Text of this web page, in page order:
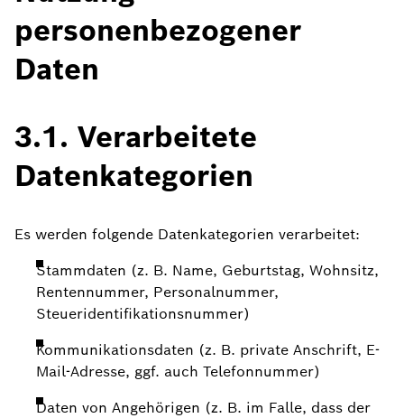
personenbezogener
Daten
3.1. Verarbeitete
Datenkategorien
Es werden folgende Datenkategorien verarbeitet:
Stammdaten (z. B. Name, Geburtstag, Wohnsitz,
Rentennummer, Personalnummer,
Steueridentifikationsnummer)
Kommunikationsdaten (z. B. private Anschrift, E-
Mail-Adresse, ggf. auch Telefonnummer)
Daten von Angehörigen (z. B. im Falle, dass der